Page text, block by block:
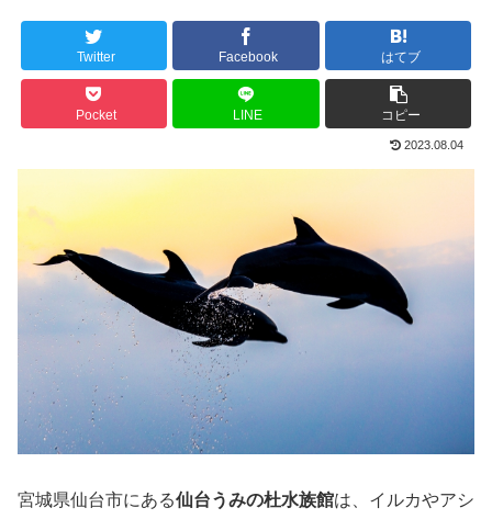
Twitter Facebook はてブ
Pocket LINE コピー
2023.08.04
宮城県仙台市にある仙台うみの杜水族館は、イルカやアシ